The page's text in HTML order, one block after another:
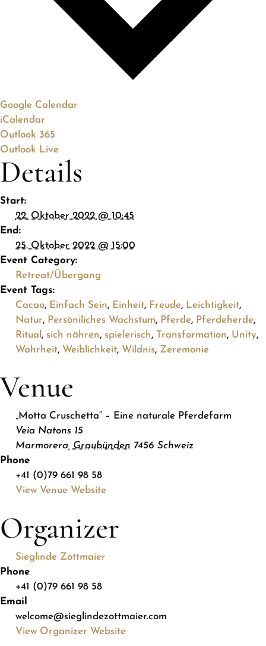
Google Calendar
iCalendar
Outlook 365
Outlook Live
Details
Start:
22. Oktober 2022 @ 10:45
End:
25. Oktober 2022 @ 15:00
Event Category:
Retreat/Übergang
Event Tags:
Cacao, Einfach Sein, Einheit, Freude, Leichtigkeit,
Natur, Persöniliches Wachstum, Pferde, Pferdeherde,
Ritual , sich nähren, spielerisch, Transformation, Unity,
Wahrheit, Weiblichkeit, Wildnis, Zeremonie
Venue
„Motta Cruschetta“ – Eine naturale Pferdefarm
Veia Natons 15
Marmorera, Graubünden 7456 Schweiz
Phone
+41 (0)79 661 98 58
View Venue Website
Organizer
Sieglinde Zottmaier
Phone
+41 (0)79 661 98 58
Email
welcome@sieglindezottmaier.com
View Organizer Website